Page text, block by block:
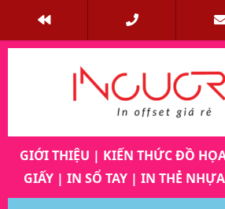
GIỚI THIỆU | KIẾN THỨC ĐỒ
GIẤY| IN SỔ TAY| IN THẺ NHỰA